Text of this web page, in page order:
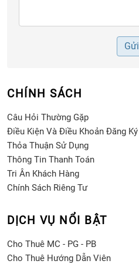
Gửi
CHÍNH SÁCH
Câu Hỏi Thường Gặp
Điều Kiện Và Điều Khoản Đăng Ký
Thỏa Thuận Sử Dụng
Thông Tin Thanh Toán
Tri Ân Khách Hàng
Chính Sách Riêng Tư
DỊCH VỤ NỔI BẬT
Cho Thuê MC - PG - PB
Cho Thuê Hướng Dẫn Viên